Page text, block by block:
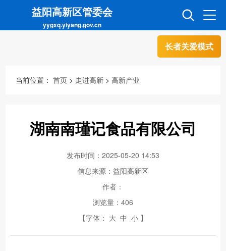
益阳高新区管委会
yygxq.yiyang.gov.cn
长者关爱模式
当前位置：首页 > 走进高新 >高新产业
湖南南瑾记食品有限公司
发布时间：2025-05-20 14:53
信息来源：益阳高新区
作者：
浏览量： 406
【字体： 大 中 小 】